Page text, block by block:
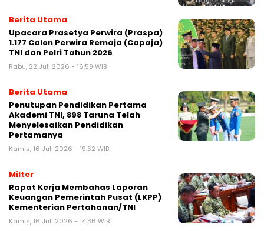
Berita Utama
Upacara Prasetya Perwira (Praspa)
1.177 Calon Perwira Remaja (Capaja)
TNI dan Polri Tahun 2026
Rabu, 22 Juli 2026 - 16:59 WIB
Berita Utama
Penutupan Pendidikan Pertama
Akademi TNI, 898 Taruna Telah
Menyelesaikan Pendidikan
Pertamanya
Kamis, 16 Juli 2026 - 19:52 WIB
Milter
Rapat Kerja Membahas Laporan
Keuangan Pemerintah Pusat (LKPP)
Kementerian Pertahanan/TNI
Kamis, 16 Juli 2026 - 14:36 WIB